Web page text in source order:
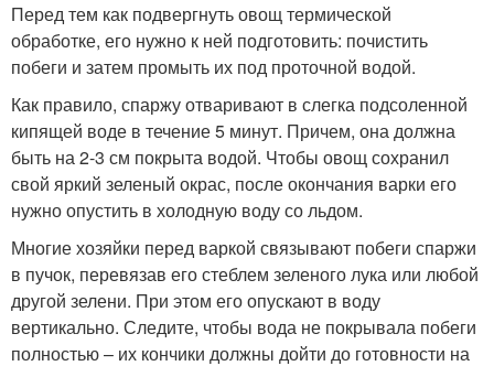
Перед тем как подвергнуть овощ термической
обработке, его нужно к ней подготовить: почистить
побеги и затем промыть их под проточной водой.
Как правило, спаржу отваривают в слегка подсоленной
кипящей воде в течение 5 минут. Причем, она должна
быть на 2-3 см покрыта водой. Чтобы овощ сохранил
свой яркий зеленый окрас, после окончания варки его
нужно опустить в холодную воду со льдом.
Многие хозяйки перед варкой связывают побеги спаржи
в пучок, перевязав его стеблем зеленого лука или любой
другой зелени. При этом его опускают в воду
вертикально. Следите, чтобы вода не покрывала побеги
полностью – их кончики должны дойти до готовности на